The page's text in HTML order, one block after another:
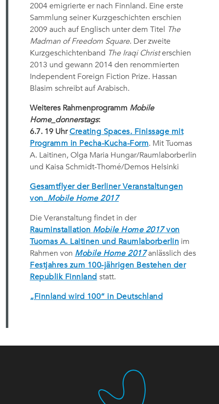
2004 emigrierte er nach Finnland. Eine erste
Sammlung seiner Kurzgeschichten erschien
2009 auch auf Englisch unter dem Titel The
Madman of Freedom Square. Der zweite
Kurzgeschichtenband The Iraqi Christerschien
2013 und gewann 2014 den renommierten
Independent Foreign Fiction Prize. Hassan
Blasim schreibt auf Arabisch.
Weiteres Rahmenprogramm Mobile
Home_donnerstags:
6.7. 19 Uhr Creating Spaces. Finissage mit
Programm in Pecha-Kucha-Form. Mit Tuomas
A. Laitinen, Olga Maria Hungar/Raumlaborberlin
und Kaisa Schmidt-Thomé/Demos Helsinki
Gesamtflyer der Berliner Veranstaltungen
von_ Mobile Home 2017
Die Veranstaltung findet in der
Rauminstallation Mobile Home 2017von
Tuomas A. Laitinen und Raumlaborberlin im
Rahmen von Mobile Home 2017anlässlich des
Festjahres zum 100-jährigen Bestehen der
Republik Finnland statt.
„Finnland wird 100“ in Deutschland